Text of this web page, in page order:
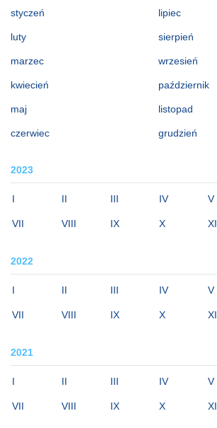
styczeń
luty
marzec
kwiecień
maj
czerwiec
lipiec
sierpień
wrzesień
październik
listopad
grudzień
2023
I II III IV V
VII VIII IX X XI
2022
I II III IV V
VII VIII IX X XI
2021
I II III IV V
VII VIII IX X XI